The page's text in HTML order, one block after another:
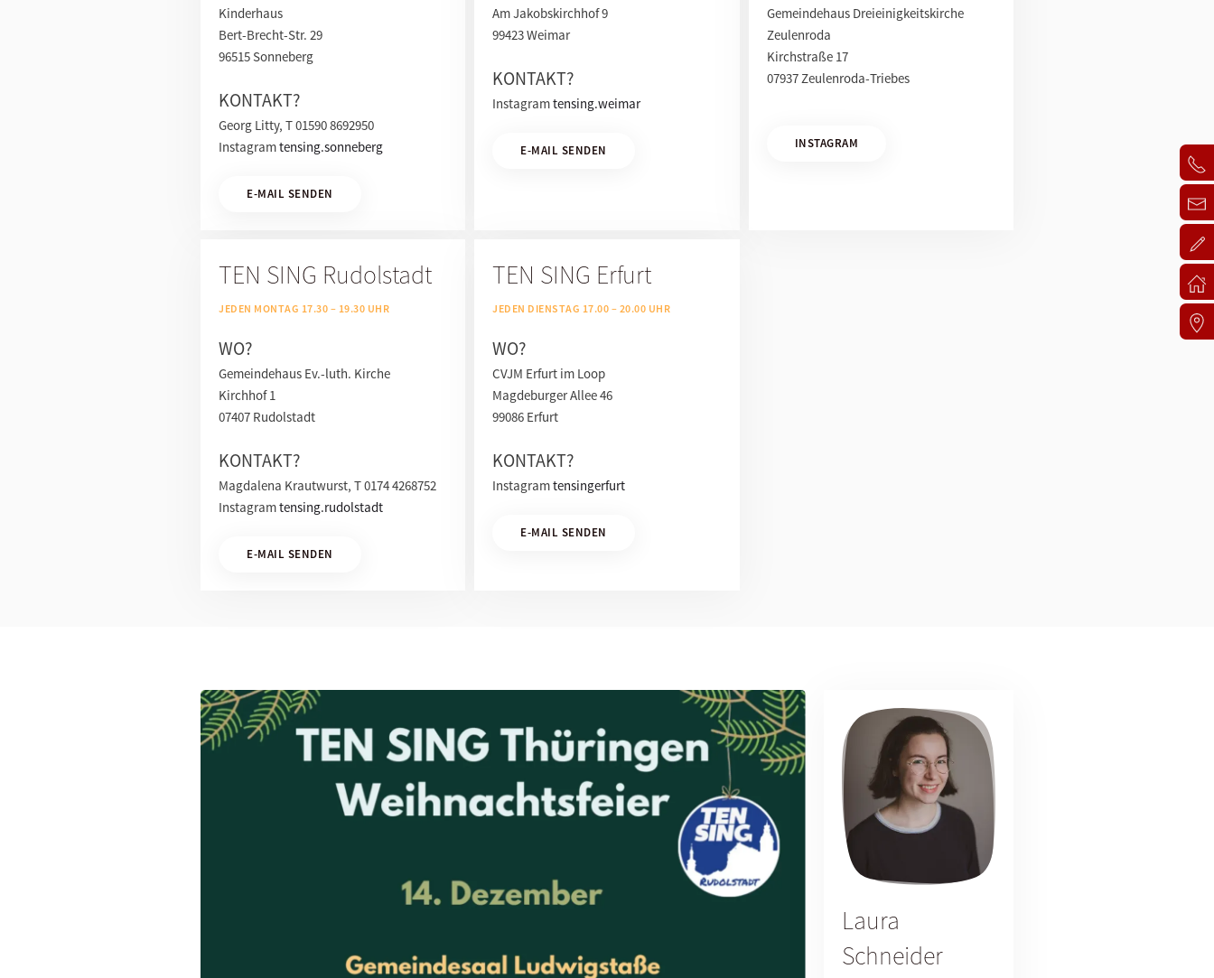
Kinderhaus
Bert-Brecht-Str. 29
96515 Sonneberg
KONTAKT?
Georg Litty, T 01590 8692950
Instagramtensing.sonneberg
E-MAIL SENDEN
Am Jakobskirchhof 9
99423 Weimar
KONTAKT?
Instagramtensing.weimar
E-MAIL SENDEN
Gemeindehaus Dreieinigkeitskirche
Zeulenroda
Kirchstraße 17
07937 Zeulenroda-Triebes
INSTAGRAM
TEN SING Rudolstadt
JEDEN MONTAG 17.30 – 19.30 UHR
WO?
Gemeindehaus Ev.-luth. Kirche
Kirchhof 1
07407 Rudolstadt
KONTAKT?
Magdalena Krautwurst, T 0174 4268752
Instagramtensing.rudolstadt
E-MAIL SENDEN
TEN SING Erfurt
JEDEN DIENSTAG 17.00 – 20.00 UHR
WO?
CVJM Erfurt im Loop
Magdeburger Allee 46
99086 Erfurt
KONTAKT?
Instagramtensingerfurt
E-MAIL SENDEN
Laura
Schneider